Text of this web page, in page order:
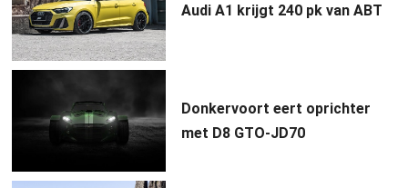
Audi A1 krijgt 240 pk van ABT
Donkervoort eert oprichter
met D8 GTO-JD70